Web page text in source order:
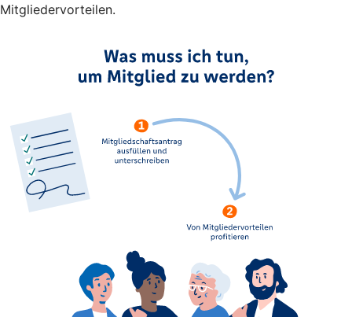
Mitgliedervorteilen.